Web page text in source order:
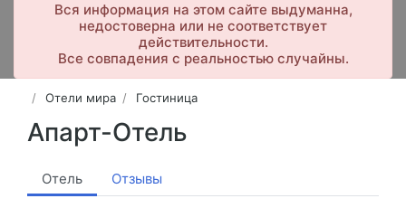
Вся информация на этом сайте выдуманна,
недостоверна или не соответствует
действительности.
Все совпадения с реальностью случайны.
Отели мира Гостиница
Апарт-Отель
Отель Отзывы